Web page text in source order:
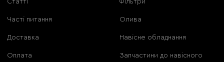
Часті питання
Доставка
Оплата
Олива
Навісне обладнання
Запчастини до навісного